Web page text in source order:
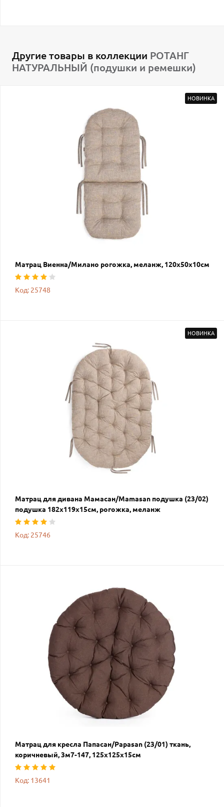
Другие товары в коллекции РОТАНГ
НАТУРАЛЬНЫЙ (подушки и ремешки)
НОВИНКА
Матрац Виенна/Милано рогожка, меланж, 120х50х10см
Код: 25748
НОВИНКА
Матрац для дивана Мамасан/Mamasan подушка (23/02)
подушка 182х119х15см, рогожка, меланж
Код: 25746
Матрац для кресла Папасан/Papasan (23/01) ткань,
коричневый, 3м7-147, 125х125х15см
Код: 13641